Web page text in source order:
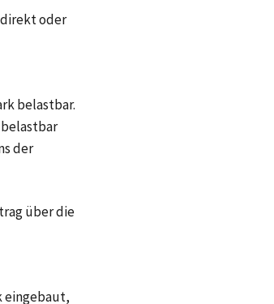
oder
belastbar.
der
über die
eingebaut,